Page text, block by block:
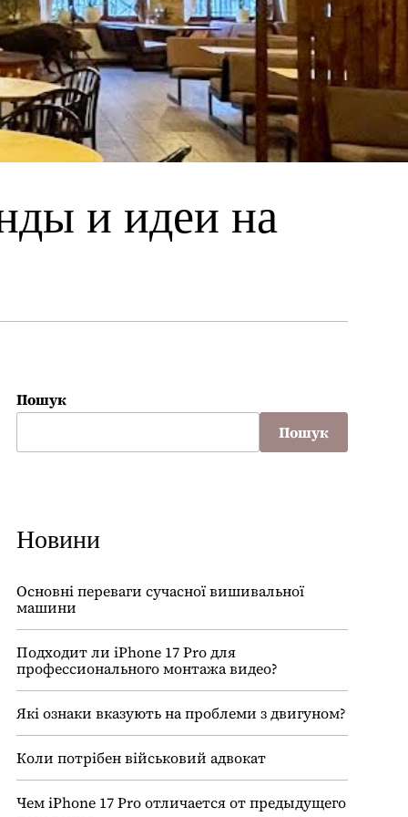
и идеи на
Пошук
Пошук
Новини
Основні переваги сучасної вишивальної
машини
Подходит ли iPhone 17 Pro для
профессионального монтажа видео?
Які ознаки вказують на проблеми з двигуном?
Коли потрібен військовий адвокат
Чем iPhone 17 Pro отличается от предыдущего